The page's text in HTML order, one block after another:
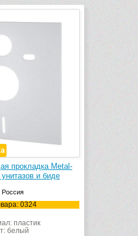
прокладка Metal-
и биде
Россия
0324
пластик
белый